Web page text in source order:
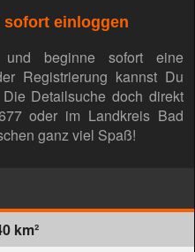
sofort einloggen
beginne sofort eine
Registrierung kannst Du
Detailsuche doch direkt
oder im Landkreis Bad
ganz viel Spaß!
km²